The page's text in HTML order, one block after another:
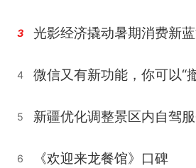
3 光影经济撬动暑期消费新
4
5 新疆优化调整景区内自驾
6 《欢迎来龙餐馆》口碑